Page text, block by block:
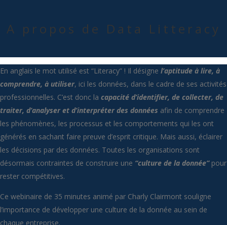
A propos de Data Litteracy
En anglais le mot utilisé est “Literacy” ! Il désigne l’aptitude à lire, à
comprendre, à utiliser, ici les données, dans le cadre de ses activités
professionnelles. C’est donc la capacité d’identifier, de collecter, de
traiter, d’analyser et d’interpréter des données afin de comprendre
les phénomènes, les processus et les comportements qui les ont
générés en sachant faire preuve d’esprit critique. Mais aussi, éclairer
les décisions par des données. Toutes les organisations sont
désormais contraintes de construire une “culture de la donnée”pour
rester compétitives.
Ce webinaire de 35 minutes animé par Charly Clairmont souligne
l’importance de développer une culture de la donnée au sein de
chaque entreprise.